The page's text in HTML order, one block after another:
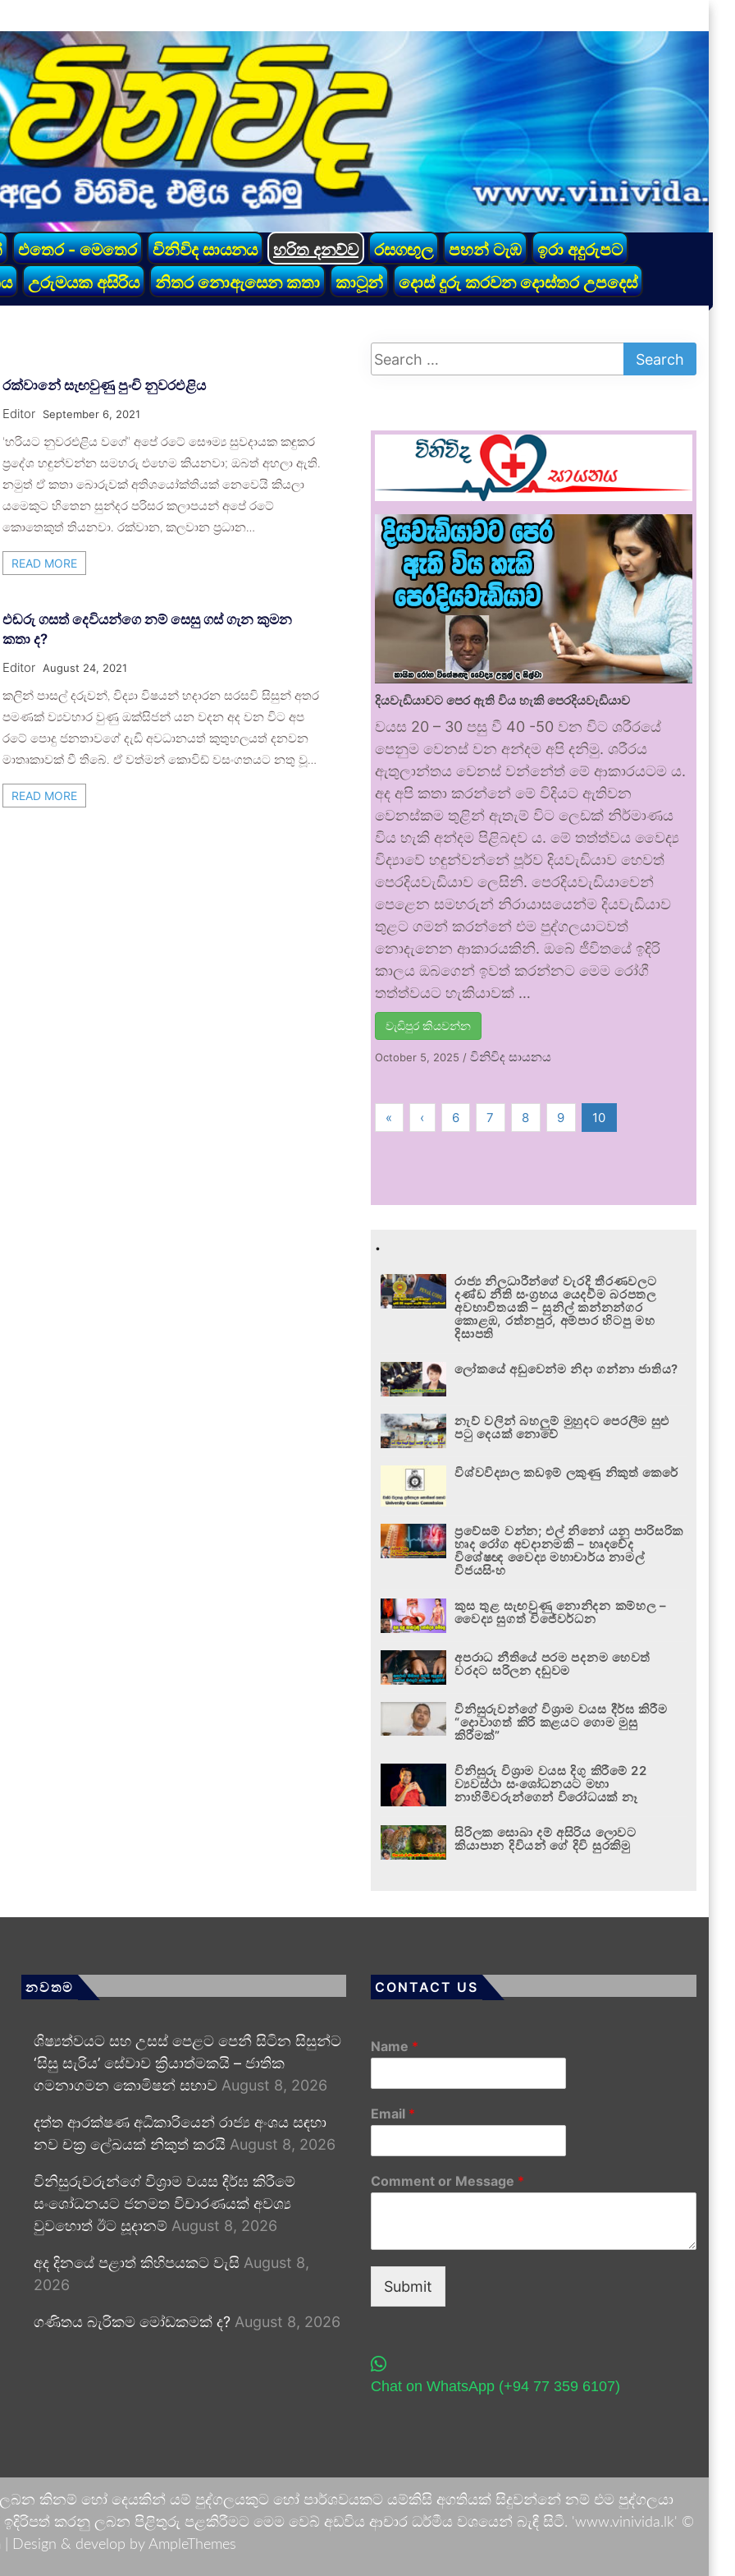
එතෙර - මෙතෙර විනිවිද සායනය හරිත දනව්ව රසගඟුල පහන් ටැඹ
ඉරා අදුරුපට
උරුමයක අසිරිය නිතර නොඇසෙන කතා කාටූන් දොස් දුරු කරවන දොස්තර උපදෙස්
රක්වානේ සැඟවුණු පුංචි නුවරඑළිය
Editor September 6, 2021
‘හරියට නුවරඑළිය වගේ’ අපේ රටේ සෞම්‍ය සුවදායක කඳුකර
ප්‍රදේශ හඳුන්වන්න සමහරු එහෙම කියනවා; ඔබත් අහලා ඇති.
නමුත් ඒ කතා බොරුවක් අතිශයෝක්තියක් නෙවෙයි කියලා
යමෙකුට හිතෙන සුන්දර පරිසර කලාපයන් අපේ රටේ
කොතෙකුත් තියනවා. රක්වාන, කලවාන ප්‍රධාන…
READ MORE
එඬරු ගසත් දෙවියන්ගෙ නම් සෙසු ගස් ගැන කුමන
කතා ද?
Editor August 24, 2021
කලින් පාසල් දරුවන්, විද්‍යා විෂයන් හදාරන සරසවි සිසුන් අතර
පමණක් ව්‍යවහාර වුණු ඔක්සිජන් යන වදන අද වන විට අප
රටේ පොදු ජනතාවගේ දැඩි අවධානයත් කුතුහලයත් දනවන
මාතෘකාවක් වී තිබේ. ඒ වත්මන් කොවිඩ් වසංගතයට නතු වූ…
READ MORE
දියවැඩියාවට පෙර ඇති විය හැකි පෙරදියවැඩියාව
වයස 20 – 30 පසු වී 40 -50 වන විට ශරීරයේ
පෙනුම වෙනස් වන අන්දම අපි දනිමු. ශරීරය
ඇතුලාන්තය වෙනස් වන්නේත් මේ ආකාරයටම ය.
අද අපි කතා කරන්නේ මේ විදියට ඇතිවන
වෙනස්කම තුළින් ඇතැම් විට ලෙඩක් නිර්මාණය
විය හැකි අන්දම පිළිබඳව ය. මේ තත්ත්වය වෛද්‍ය
විද්‍යාවේ හඳුන්වන්නේ පූර්ව දියවැඩියාව හෙවත්
පෙරදියවැඩියාව ලෙසිනි. පෙරදියවැඩියාවෙන්
පෙළෙන සමහරුන් නිරායාසයෙන්ම දියවැඩියාව
තුළට ගමන් කරන්නේ එම පුද්ගලයාටවත්
නොදැනෙන ආකාරයකිනි. ඔබේ ජීවිතයේ ඉදිරි
කාලය ඔබගෙන් ඉවත් කරන්නට මෙම රෝගී
තත්ත්වයට හැකියාවක් …
වැඩිපුර කියවන්න
October 5, 2025 /විනිවිද සායනය
« ‹ 6 7 8 9 10
.
රාජ්‍ය නිලධාරීන්ගේ වැරදි තීරණවලට
දණ්ඩ නීති සංග්‍රහය යෙදවීම බරපතල
අවභාවිතයකි – සුනිල් කන්නන්ගර
කොළඹ, රත්නපුර, අම්පාර හිටපු මහ
දිසාපති
ලෝකයේ අඩුවෙන්ම නිදා ගන්නා ජාතිය?
නැව් වලින් බහලුම් මුහුදට පෙරලීම සුළු
පටු දෙයක් නොවේ
විශ්වවිද්‍යාල කඩඉම් ලකුණු නිකුත් කෙරේ
ප්‍රවේසම් වන්න; එල් නිනෝ යනු පාරිසරික
හෘද රෝග අවදානමකි – හෘදවේද
විශේෂඥ වෛද්‍ය මහාචාර්ය නාමල්
විජයසිංහ
කුස තුළ සැඟවුණු නොනිදන කම්හල –
වෛද්‍ය සුගත් විජේවර්ධන
අපරාධ නීතියේ පරම පදනම හෙවත්
වරදට සරිලන දඬුවම
විනිසුරුවන්ගේ විශ්‍රාම වයස දීර්ඝ කිරීම
“දොවාගත් කිරි කළයට ගොම මුසු
කිරීමක්”
විනිසුරු විශ්‍රාම වයස දිගු කිරීමේ 22
ව්‍යවස්ථා සංශෝධනයට මහා
නාහිමිවරුන්ගෙන් විරෝධයක් නෑ
සිරිලක සොබා දම් අසිරිය ලොවට
කියාපාන දිවියන් ගේ දිවි සුරකිමු
නවතම
ශිෂ්‍යත්වයට සහ උසස් පෙළට පෙනී සිටින සිසුන්ට
‘සිසු සැරිය’ සේවාව ක්‍රියාත්මකයි – ජාතික
ගමනාගමන කොමිෂන් සභාව August 8, 2026
දත්ත ආරක්ෂණ අධිකාරියෙන් රාජ්‍ය අංශය සඳහා
නව චක්‍ර ලේඛයක් නිකුත් කරයි August 8, 2026
විනිසුරුවරුන්ගේ විශ්‍රාම වයස දීර්ඝ කිරීමේ
සංශෝධනයට ජනමත විචාරණයක් අවශ්‍ය
වුවහොත් ඊට සූදානම් August 8, 2026
අද දිනයේ පළාත් කිහිපයකට වැසි August 8,
2026
ගණිතය බැරිකම මෝඩකමක් ද? August 8, 2026
CONTACT US
Name *
Email *
Comment or Message *
Submit
Chat on WhatsApp (+94 77 359 6107)
ලබන කිනම් හෝ දෙයකින් යම් පුද්ගලයකුට හෝ පාර්ශවයකට යම්කිසි අගතියක් සිදුවන්නේ නම් එම පුද්ගලයා
කරනු ලබන පිළිතුරු පළකිරීමට මෙම වෙබ් අඩවිය ආචාර ධර්මීය වශයෙන් බැඳී සිටී. 'www.vinivida.lk' ©
Design & develop by AmpleThemes